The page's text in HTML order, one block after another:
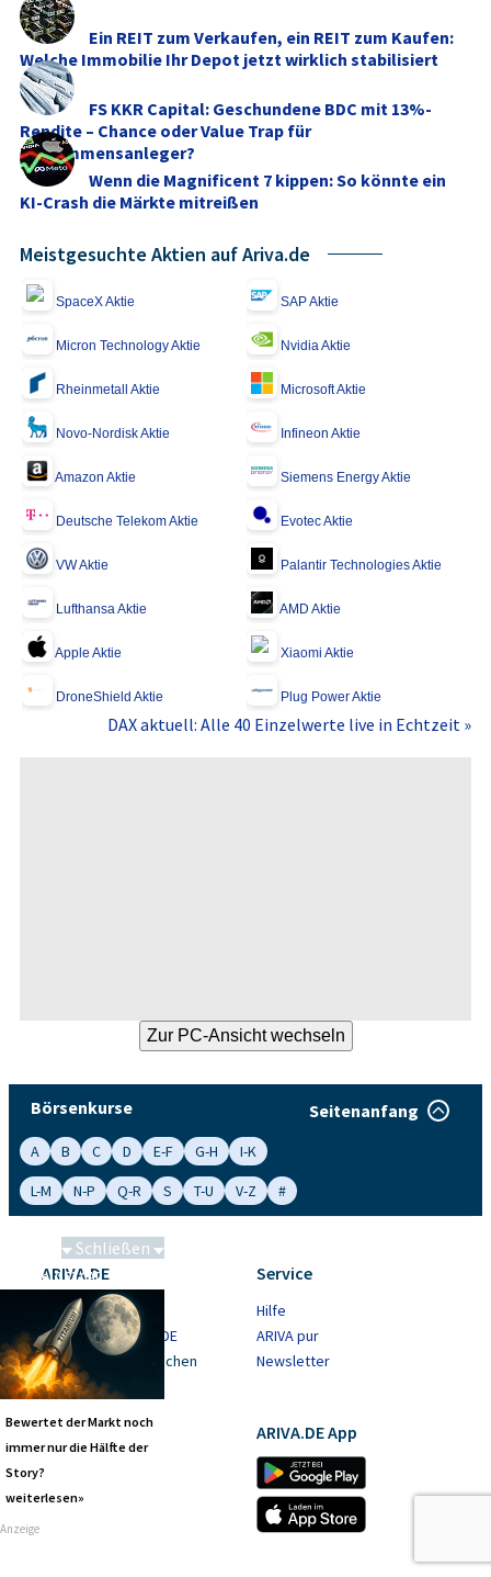
Ein REIT zum Verkaufen, ein REIT zum Kaufen:
Welche Immobilie Ihr Depot jetzt wirklich stabilisiert
FS KKR Capital: Geschundene BDC mit 13%-
Rendite – Chance oder Value Trap für
Einkommensanleger?
Wenn die Magnificent 7 kippen: So könnte ein
KI-Crash die Märkte mitreißen
Meistgesuchte Aktien auf Ariva.de
SpaceX Aktie SAP Aktie
Micron Technology Aktie Nvidia Aktie
Rheinmetall Aktie Microsoft Aktie
Novo-Nordisk Aktie Infineon Aktie
Amazon Aktie Siemens Energy Aktie
Deutsche Telekom Aktie Evotec Aktie
VW Aktie Palantir Technologies Aktie
Lufthansa Aktie AMD Aktie
Apple Aktie Xiaomi Aktie
DroneShield Aktie Plug Power Aktie
DAX aktuell: Alle 40 Einzelwerte live in Echtzeit »
Börsenkurse Seitenanfang
A B C D E-F G-H
I-K
L-M
N-P Q-R S T-U V-Z #
ARIVA.DE
Jobs
Werben auf ARIVA.DE
Beschwerde einreichen
Fehler melden
Service
Hilfe
ARIVA pur
Newsletter
Community
Forum
Börsenspiel
ARIVA.DE App
Schließen
Saga bei 0,53 CAD
Bewertet der Markt noch
immer nur die Hälfte der
Story?
weiterlesen»
Anzeige